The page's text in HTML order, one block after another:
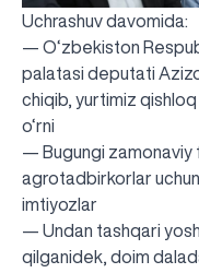
Uchrashuv davomida:
— O‘zbekiston
palatasi deputati
chiqib, yurtimiz
o‘rni
— Bugungi zamonaviy
agrotadbirkorlar
imtiyozlar
— Undan tashqari
qilganidek, doim